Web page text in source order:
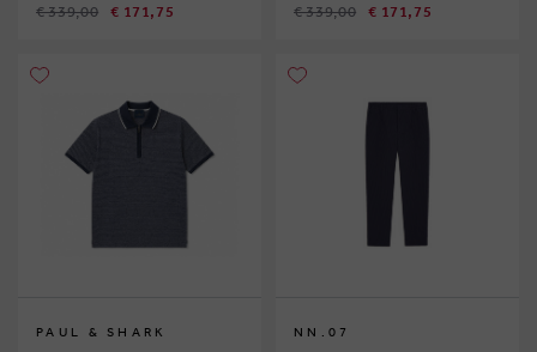
€ 339,00 € 171,75 € 339,00 € 171,75
PAUL & SHARK NN.07